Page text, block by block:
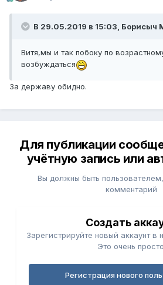
В 29.05.2019 в 15:03, Борисыч
Витя,мы и так побоку по
возбуждаться
За державу обидно.
Для публикации
учётную запись или
Вы должны быть
комментарий
Создать
Зарегистрируйте новый аккаунт
Это очень
Регистрация нового